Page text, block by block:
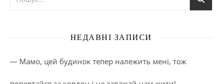
НЕДАВНІ ЗАПИСИ
— Мамо, цей будинок тепер належить мені, тож